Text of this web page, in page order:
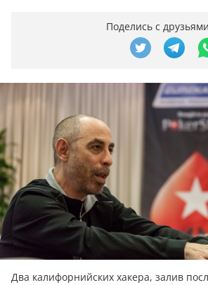
Поделись с друзьями
Два калифорнийских хакера, залив